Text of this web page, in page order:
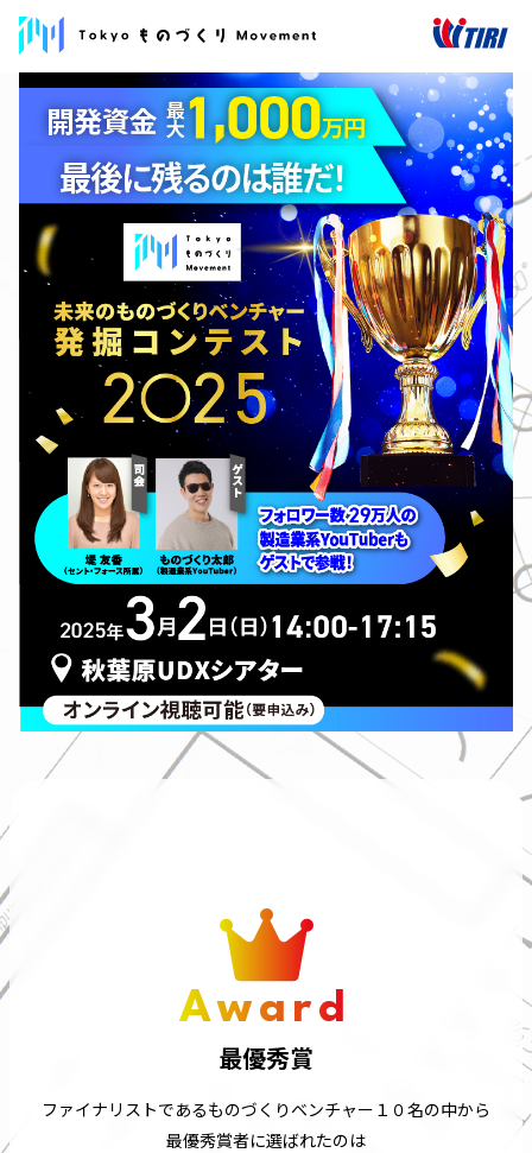
Award
最優秀賞
ファイナリストであるものづくりベンチャー１０名の中から
最優秀賞者に選ばれたのは